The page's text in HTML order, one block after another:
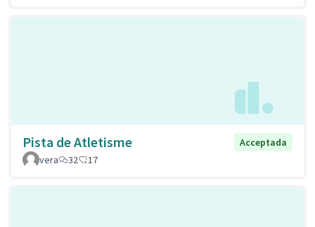
Pista de Atletisme
Acceptada
vera
32 17